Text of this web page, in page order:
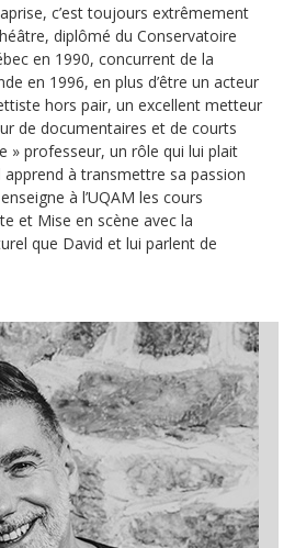
c’est toujours extrêmement
diplômé du Conservatoire
en 1990, concurrent de la
en 1996, en plus d’être un acteur
hors pair, un excellent metteur
de documentaires et de courts
» professeur, un rôle qui lui plait
à transmettre sa passion
à l’UQAM les cours
et Mise en scène avec la
que David et lui parlent de